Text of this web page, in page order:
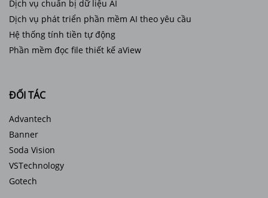
Dịch vụ chuẩn bị dữ liệu AI
Dịch vụ phát triển phần mềm AI theo yêu cầu
Hệ thống tính tiền tự động
Phần mềm đọc file thiết kế aView
ĐỐI TÁC
Advantech
Banner
Soda Vision
VSTechnology
Gotech